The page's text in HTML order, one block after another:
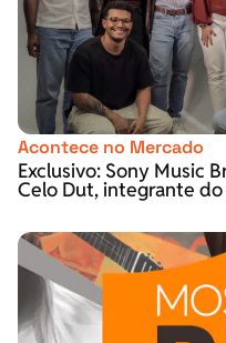
Acontece no Mercado
Exclusivo: Sony Music
Celo Dut, integrante do